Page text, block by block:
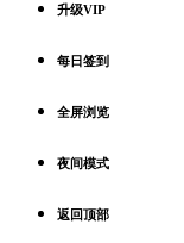
升级VIP
每日签到
全屏浏览
夜间模式
返回顶部